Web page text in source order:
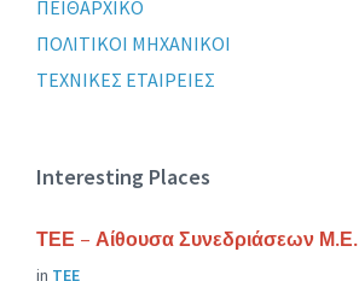
ΠΕΙΘΑΡΧΙΚΟ
ΠΟΛΙΤΙΚΟΙ ΜΗΧΑΝΙΚΟΙ
ΤΕΧΝΙΚΕΣ ΕΤΑΙΡΕΙΕΣ
Interesting Places
ΤΕΕ – Αίθουσα Συνεδριάσεων Μ.Ε.
in ΤΕΕ